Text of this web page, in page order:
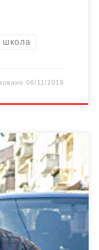
школа
06/11/2019
з
– розбирався
Франц Карлович